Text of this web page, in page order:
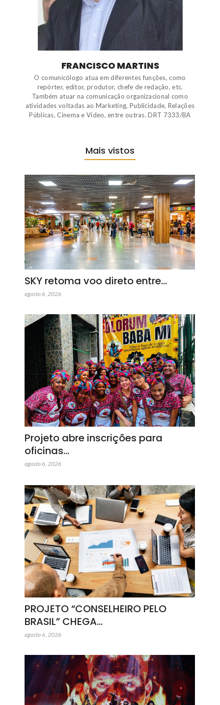
FRANCISCO MARTINS
O comunicólogo atua em diferentes funções, como
repórter, editor, produtor, chefe de redação, etc.
Também atuar na comunicação organizacional como
atividades voltadas ao Marketing, Publicidade, Relações
Públicas, Cinema e Vídeo, entre outras. DRT 7333/BA
Mais vistos
SKY retoma voo direto entre…
agosto 6, 2026
Projeto abre inscrições para
oficinas…
agosto 6, 2026
PROJETO “CONSELHEIRO PELO
BRASIL” CHEGA…
agosto 6, 2026